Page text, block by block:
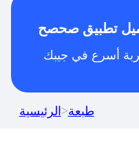
تطبيق صحصح
أسرع في جيبك
الرئيسية>طبعة